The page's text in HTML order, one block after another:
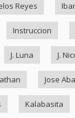
Reyes
Instruccion
J. Luna J.
Jose
Kalabasita